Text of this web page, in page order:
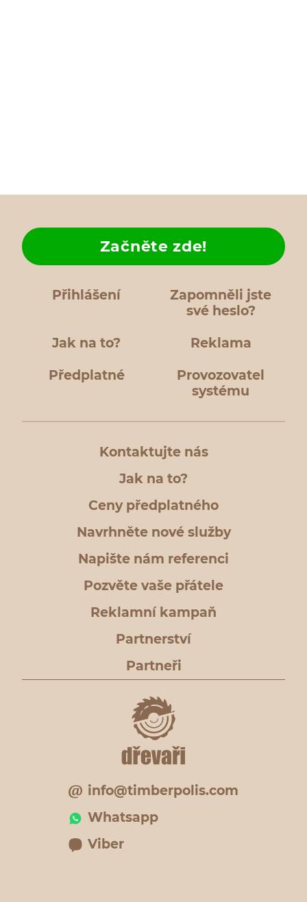
Přihlášení
Zapomněli jste
své heslo?
Jak na to?
Začněte zde!
Reklama
Předplatné
Provozovatel
systému
Kontaktujte nás
Jak na to?
Ceny předplatného
Navrhněte nové služby
Napište nám referenci
Pozvěte vaše přátele
Reklamní kampaň
Partnerství
Partneři
info@timberpolis.com
Whatsapp
Viber